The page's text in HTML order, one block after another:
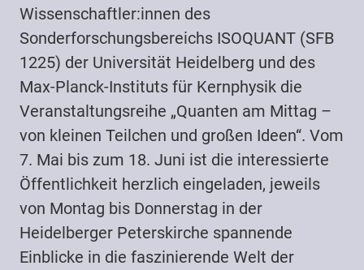
Wissenschaftler:innen des
Sonderforschungsbereichs ISOQUANT (SFB
1225) der Universität Heidelberg und des
Max-Planck-Instituts für Kernphysik die
Veranstaltungsreihe „Quanten am Mittag –
von kleinen Teilchen und großen Ideen“. Vom
7. Mai bis zum 18. Juni ist die interessierte
Öffentlichkeit herzlich eingeladen, jeweils
von Montag bis Donnerstag in der
Heidelberger Peterskirche spannende
Einblicke in die faszinierende Welt der